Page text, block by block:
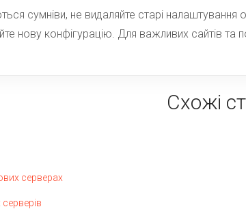
сумніви, не видаляйте старі
нову конфігурацію. Для важливих сайтів та
Схожі
серверах